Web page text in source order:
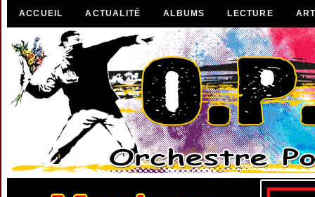
ACCUEIL ACTUALITÉ ALBUMS LECTURE